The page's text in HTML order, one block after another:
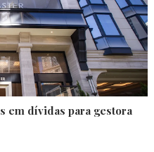
em dívidas para gestora